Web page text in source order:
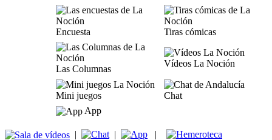
Encuesta Tiras cómicas
Las Columnas
Vídeos La Noción
Mini juegos
Chat
App
| | |